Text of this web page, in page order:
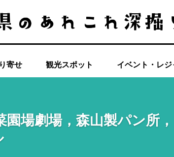
寄せ 観光スポット イベント・レジ
園場劇場，森山製パン所